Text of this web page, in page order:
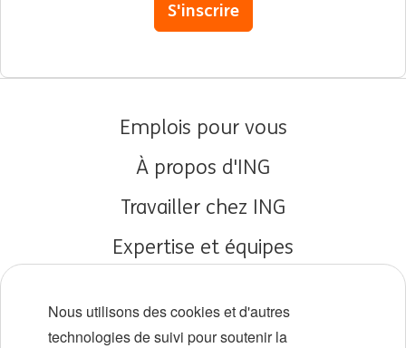
S'inscrire
Emplois pour vous
À propos d'ING
Travailler chez ING
Expertise et équipes
Diversité et inclusion
Nous utilisons des cookies et d'autres
technologies de suivi pour soutenir la